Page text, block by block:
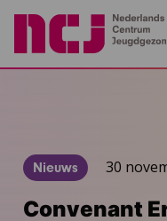
Nieuws 30
Convenant